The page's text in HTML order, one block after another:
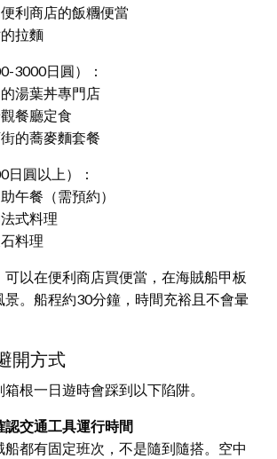
利商店的飯糰便當
拉麵
3000日圓）：
湯葉丼專門店
餐廳定食
的蕎麥麵套餐
日圓以上）：
午餐（需預約）
式料理
料理
以在便利商店買便當，在海賊船甲板
景。船程約30分鐘，時間充裕且不會暈
開方式
根一日遊時會踩到以下陷阱。
交通工具運行時間
船都有固定班次，不是隨到隨搭。空中